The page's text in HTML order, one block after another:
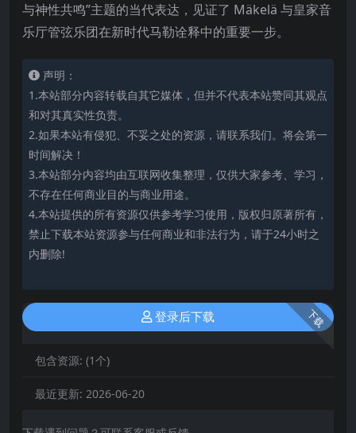
与神性共鸣”主题的当代表达，见证了 Mäkelä 与皇家音
乐厅管弦乐团在新时代马勒诠释中的重要一步。
声明：
1.本站部分内容转载自其它媒体，但并不代表本站赞同其观点
和对其真实性负责。
2.如果本站有侵犯、不妥之处的资源，请联系我们。将会第一
时间解决！
3.本站部分内容均由互联网收集整理，仅供大家参考、学习，
不存在任何商业目的与商业用途。
4.本站提供的所有资源仅供参考学习使用，版权归原著所有，
禁止下载本站资源参与任何商业和非法行为，请于24小时之
内删除!
下载
登录后下载
包含资源: (1个)
最近更新: 2026-06-20